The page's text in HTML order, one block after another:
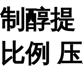
制醇提
比例